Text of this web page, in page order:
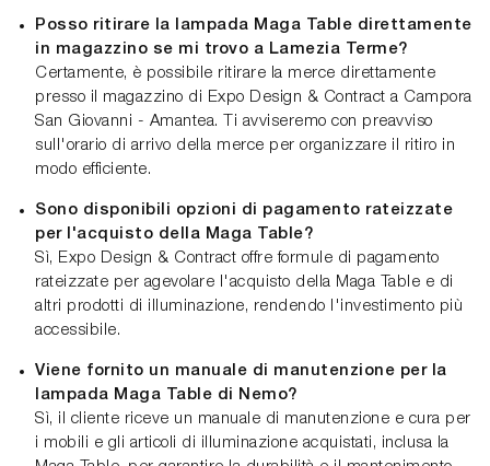
Posso ritirare la lampada Maga Table direttamente
in magazzino se mi trovo a Lamezia Terme?
Certamente, è possibile ritirare la merce direttamente
presso il magazzino di Expo Design & Contract a Campora
San Giovanni - Amantea. Ti avviseremo con preavviso
sull'orario di arrivo della merce per organizzare il ritiro in
modo efficiente.
Sono disponibili opzioni di pagamento rateizzate
per l'acquisto della Maga Table?
Sì, Expo Design & Contract offre formule di pagamento
rateizzate per agevolare l'acquisto della Maga Table e di
altri prodotti di illuminazione, rendendo l'investimento più
accessibile.
Viene fornito un manuale di manutenzione per la
lampada Maga Table di Nemo?
Sì, il cliente riceve un manuale di manutenzione e cura per
i mobili e gli articoli di illuminazione acquistati, inclusa la